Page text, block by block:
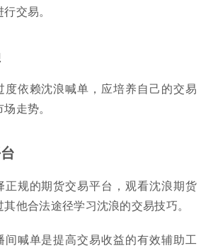
交易。
度依赖沈浪喊单，应培养自己的交易
走势。
正规的期货交易平台，观看沈浪期货
他合法途径学习沈浪的交易技巧。
间喊单是提高交易收益的有效辅助工